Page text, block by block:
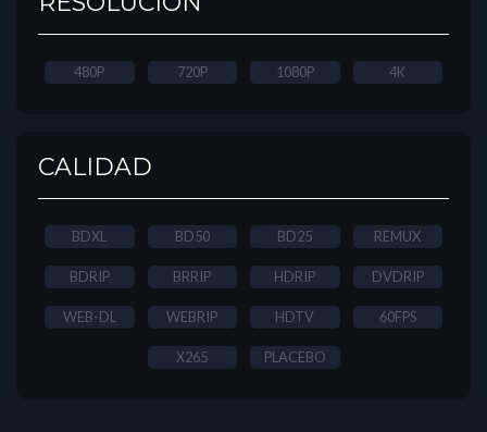
480P 720P 1080P 4K
CALIDAD
BDXL BD50 BD25 REMUX
BDRIP BRRIP HDRIP DVDRIP
WEB-DL WEBRIP HDTV 60FPS
X265 PLACEBO